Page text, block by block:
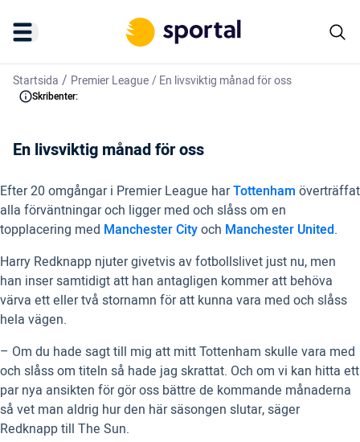
Startsida / Premier League/En livsviktig månad för oss
Skribenter:
En livsviktig månad för oss
Efter 20 omgångar i Premier League harTottenham överträffat
alla förväntningar och ligger med och slåss om en
topplacering med Manchester Cityoch Manchester United.
Harry Redknapp njuter givetvis av fotbollslivet just nu, men
han inser samtidigt att han antagligen kommer att behöva
värva ett eller två stornamn för att kunna vara med och slåss
hela vägen.
– Om du hade sagt till mig att mitt Tottenham skulle vara med
och slåss om titeln så hade jag skrattat. Och om vi kan hitta ett
par nya ansikten för gör oss bättre de kommande månaderna
så vet man aldrig hur den här säsongen slutar, säger
Redknapp till The Sun.